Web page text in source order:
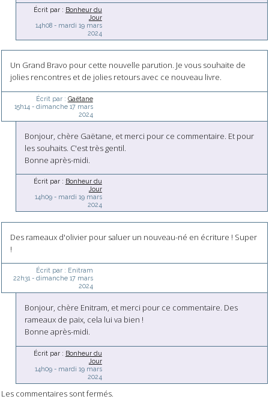
Écrit par : Bonheur du
Jour
14h08- mardi 19 mars
2024
Un Grand Bravo pour cette nouvelle parution. Je vous souhaite de
jolies rencontres et de jolies retours avec ce nouveau livre.
Écrit par : Gaëtane
15h14 - dimanche 17 mars
2024
Bonjour, chère Gaëtane, et merci pour ce commentaire. Et pour
les souhaits. C'est très gentil.
Bonne après-midi.
Écrit par : Bonheur du
Jour
14h09- mardi 19 mars
2024
Des rameaux d'olivier pour saluer un nouveau-né en écriture ! Super
!
Écrit par : Enitram
22h31 - dimanche 17 mars
2024
Bonjour, chère Enitram, et merci pour ce commentaire. Des
rameaux de paix, cela lui va bien !
Bonne après-midi.
Écrit par : Bonheur du
Jour
14h09- mardi 19 mars
2024
Les commentaires sont fermés.